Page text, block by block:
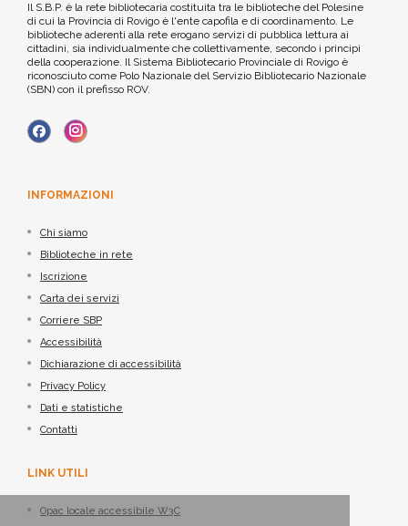
Il S.B.P. è la rete bibliotecaria costituita tra le biblioteche del Polesine
di cui la Provincia di Rovigo è l'ente capofila e di coordinamento. Le
biblioteche aderenti alla rete erogano servizi di pubblica lettura ai
cittadini, sia individualmente che collettivamente, secondo i principi
della cooperazione. Il Sistema Bibliotecario Provinciale di Rovigo è
riconosciuto come Polo Nazionale del Servizio Bibliotecario Nazionale
(SBN) con il prefisso ROV.
INFORMAZIONI
Chi siamo
Biblioteche in rete
Iscrizione
Carta dei servizi
Corriere SBP
Accessibilità
Dichiarazione di accessibilità
Privacy Policy
Dati e statistiche
Contatti
LINK UTILI
Opac locale accessibile W3C